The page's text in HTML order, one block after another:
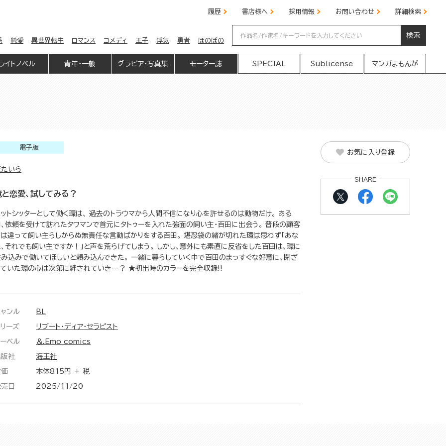
履歴 書店様へ 採用情報 お問い合わせ 詳細検索
純愛 異世界転生 ロマンス コメディ 王子 浮気 勇者 ほのぼの
検索
イトノベル 青年・一般 グラビア・写真集 モーター誌 SPECIAL Sublicense マンガよもんが
電子版
いら
と恋愛、試してみる？
トシッターとして働く環は、 過去のトラウマから人間不信になり心を許せるのは動物だけ。 ある
依頼を受けて訪れたタワマンで首元にタトゥーを入れた強面の飼い主・百田に出会う。 普段の顧客
違って飼い主らしからぬ無責任な言動ばかりをする百田。 堪忍袋の緒が切れた環は思わず「あな
それでも飼い主ですか！」と声を荒らげてしまう。 しかし、意外にも素直に反省をした百田は、環に
込みで働いてほしいと頼み込んできた。 一緒に暮らしていく中で百田のまっすぐな好意に、閉ざ
ていた環の心は次第に絆されていき…？ ★初出時のカラーを完全収録!!
ンル BL
ーズ リブート・ディア・セラピスト
ベル ＆.Emo comics
社 海王社
本体815円 ＋ 税
日 2025/11/20
お気に入り登録
SHARE